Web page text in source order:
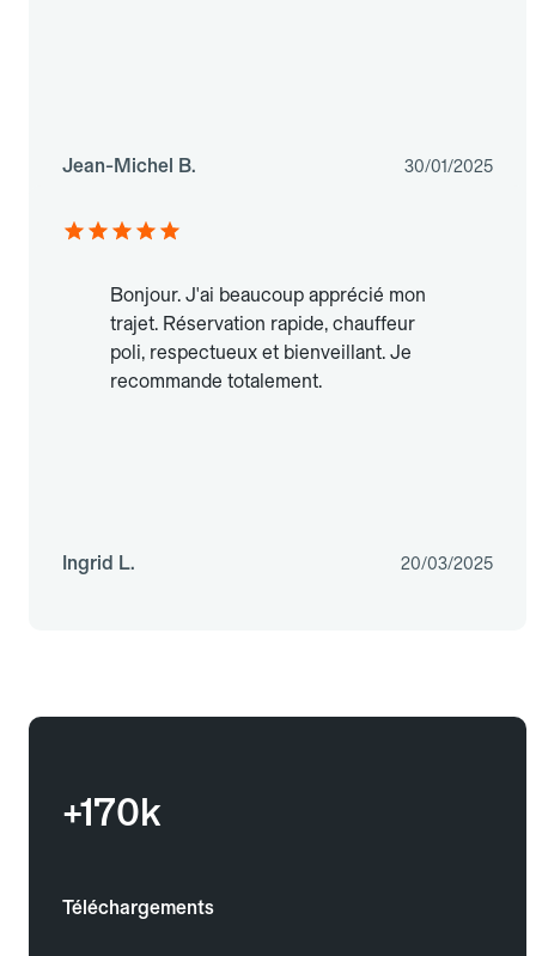
Jean-Michel B. 30/01/2025
Bonjour. J'ai beaucoup apprécié mon
trajet. Réservation rapide, chauffeur
poli, respectueux et bienveillant. Je
recommande totalement.
Ingrid L. 20/03/2025
+170k
Téléchargements